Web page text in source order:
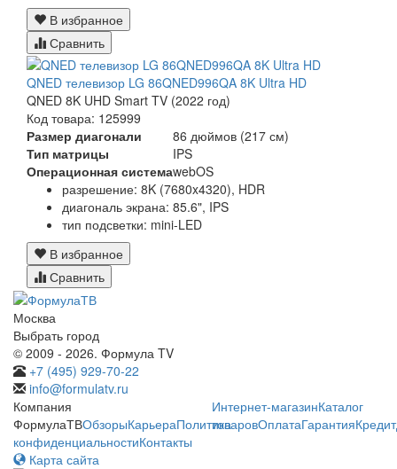
В избранное
Сравнить
QNED телевизор LG 86QNED996QA 8K Ultra HD
QNED 8K UHD Smart TV (2022 год)
Код товара: 125999
Размер диагонали
86 дюймов (217 см)
Тип матрицы
IPS
Операционная системаwebOS
разрешение: 8K (7680x4320), HDR
диагональ экрана: 85.6", IPS
тип подсветки: mini-LED
В избранное
Сравнить
Москва
Выбрать город
© 2009 - 2026. Формула TV
+7 (495) 929-70-22
info@formulatv.ru
Компания
ФормулаТВОбзорыКарьераПолитика
конфиденциальностиКонтакты
Интернет-магазинКаталог
товаровОплатаГарантияКредит
Карта сайта